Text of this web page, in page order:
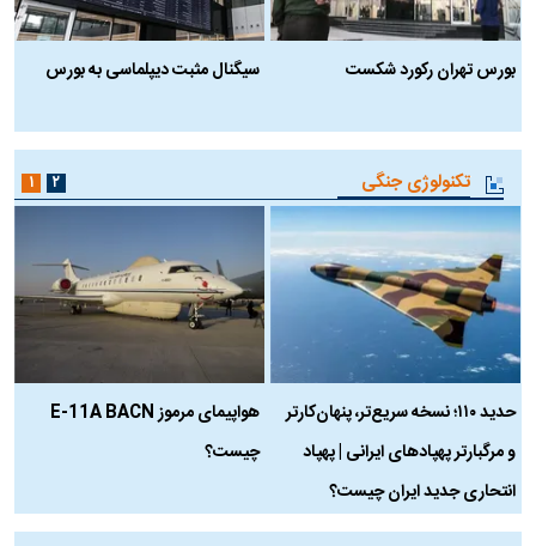
بورس تهران رکورد شکست
سیگنال مثبت دیپلماسی به بورس
تکنولوژی جنگی
حدید ۱۱۰؛ نسخه سریع‌تر، پنهان‌کارتر
و مرگبارتر پهپادهای ایرانی | پهپاد
انتحاری جدید ایران چیست؟
هواپیمای مرموز E-11A BACN
چیست؟
۱ ۲